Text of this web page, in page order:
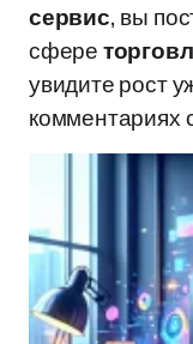
сервис, вы
сфере
увидите рост
комментариях